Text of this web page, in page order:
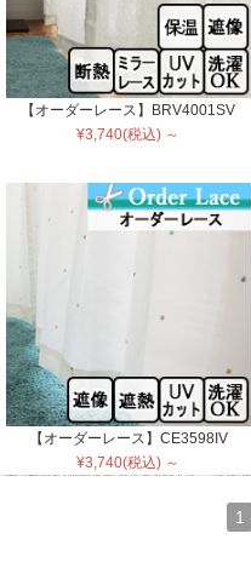
【オーダーレース】BRV4001SV
¥3,740(税込) ～
【オーダーレース】CE3598IV
¥3,740(税込) ～
1